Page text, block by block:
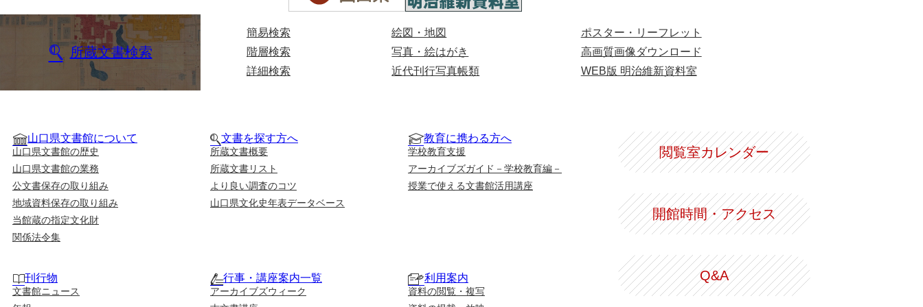
所蔵文書検索
簡易検索
階層検索
詳細検索
絵図・地図
写真・絵はがき
近代刊行写真帳類
ポスター・リーフレット
高画質画像ダウンロード
WEB版 明治維新資料室
山口県文書館について
山口県文書館の歴史
山口県文書館の業務
公文書保存の取り組み
地域資料保存の取り組み
当館蔵の指定文化財
関係法令集
文書を探す方へ
所蔵文書概要
所蔵文書リスト
より良い調査のコツ
山口県文化史年表データベース
教育に携わる方へ
学校教育支援
アーカイブズガイド－学校教育編－
授業で使える文書館活用講座
刊行物
文書館ニュース
行事・講座案内一覧
アーカイブズウィーク
利用案内
資料の閲覧・複写
閲覧室カレンダー
開館時間・アクセス
Q&A